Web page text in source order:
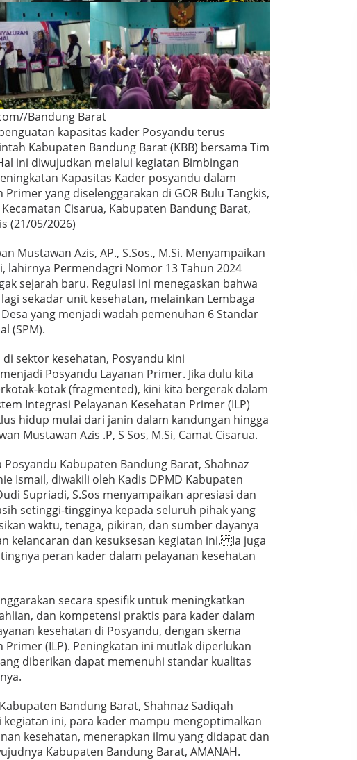
Bandung Barat
kapasitas kader Posyandu terus
Kabupaten Bandung Barat (KBB) bersama Tim
ini diwujudkan melalui kegiatan Bimbingan
Kapasitas Kader posyandu dalam
Primer yang diselenggarakan di GOR Bulu Tangkis,
Cisarua, Kabupaten Bandung Barat,
(21/05/2026)
Mustawan Azis, AP., S.Sos., M.Si. Menyampaikan
lahirnya Permendagri Nomor 13 Tahun 2024
sejarah baru. Regulasi ini menegaskan bahwa
sekadar unit kesehatan, melainkan Lembaga
yang menjadi wadah pemenuhan 6 Standar
(SPM).
di sektor kesehatan, Posyandu kini
Posyandu Layanan Primer. Jika dulu kita
kotak (fragmented), kini kita bergerak dalam
Integrasi Pelayanan Kesehatan Primer (ILP)
hidup mulai dari janin dalam kandungan hingga
Mustawan Azis .P, S Sos, M.Si, Camat Cisarua.
Kabupaten Bandung Barat, Shahnaz
Ismail, diwakili oleh Kadis DPMD Kabupaten
Supriadi, S.Sos menyampaikan apresiasi dan
setinggi-tingginya kepada seluruh pihak yang
waktu, tenaga, pikiran, dan sumber dayanya
kelancaran dan kesuksesan kegiatan ini. Ia juga
peran kader dalam pelayanan kesehatan
secara spesifik untuk meningkatkan
dan kompetensi praktis para kader dalam
kesehatan di Posyandu, dengan skema
Primer (ILP). Peningkatan ini mutlak diperlukan
diberikan dapat memenuhi standar kualitas
Bandung Barat, Shahnaz Sadiqah
ini, para kader mampu mengoptimalkan
kesehatan, menerapkan ilmu yang didapat dan
Kabupaten Bandung Barat, AMANAH.